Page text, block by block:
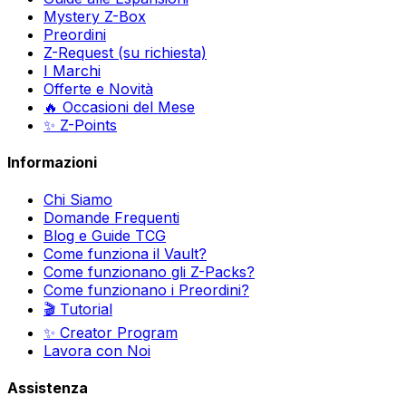
Mystery Z-Box
Preordini
Z-Request (su richiesta)
I Marchi
Offerte e Novità
🔥 Occasioni del Mese
✨ Z-Points
Informazioni
Chi Siamo
Domande Frequenti
Blog e Guide TCG
Come funziona il Vault?
Come funzionano gli Z-Packs?
Come funzionano i Preordini?
🎬 Tutorial
✨ Creator Program
Lavora con Noi
Assistenza